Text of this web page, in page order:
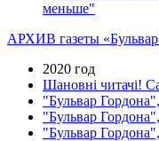
меньше"
АРХИВ газеты «Бульвар
2020 год
Шановні читачі!
"Бульвар
"Бульвар
"Бульвар